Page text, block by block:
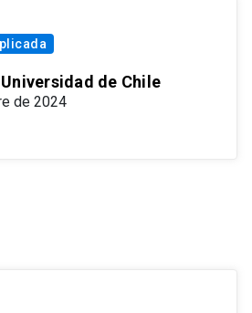
de Chile
de 2024